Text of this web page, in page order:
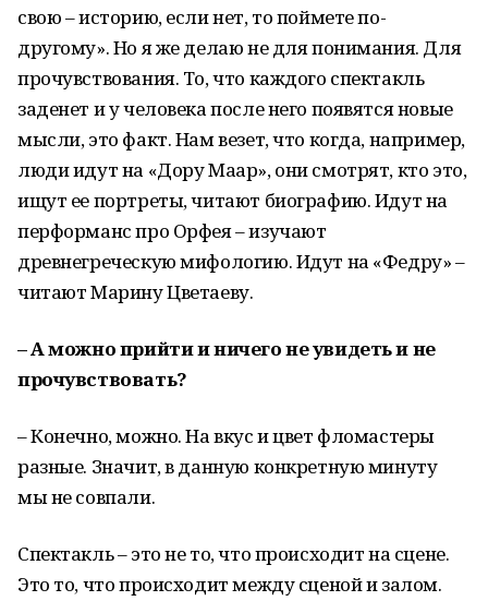
свою – историю, если нет, то поймете по-
другому». Но я же делаю не для понимания. Для
прочувствования. То, что каждого спектакль
заденет и у человека после него появятся новые
мысли, это факт. Нам везет, что когда, например,
люди идут на «Дору Маар», они смотрят, кто это,
ищут ее портреты, читают биографию. Идут на
перформанс про Орфея – изучают
древнегреческую мифологию. Идут на «Федру» –
читают Марину Цветаеву.
– А можно прийти и ничего не увидеть и не
прочувствовать?
– Конечно, можно. На вкус и цвет фломастеры
разные. Значит, в данную конкретную минуту
мы не совпали.
Спектакль – это не то, что происходит на сцене.
Это то, что происходит между сценой и залом.